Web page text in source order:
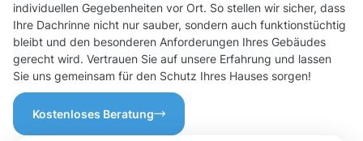
individuellen Gegebenheiten vor Ort. So stellen wir sicher, dass
Ihre Dachrinne nicht nur sauber, sondern auch funktionstüchtig
bleibt und den besonderen Anforderungen Ihres Gebäudes
gerecht wird. Vertrauen Sie auf unsere Erfahrung und lassen
Sie uns gemeinsam für den Schutz Ihres Hauses sorgen!
Kostenloses Beratung